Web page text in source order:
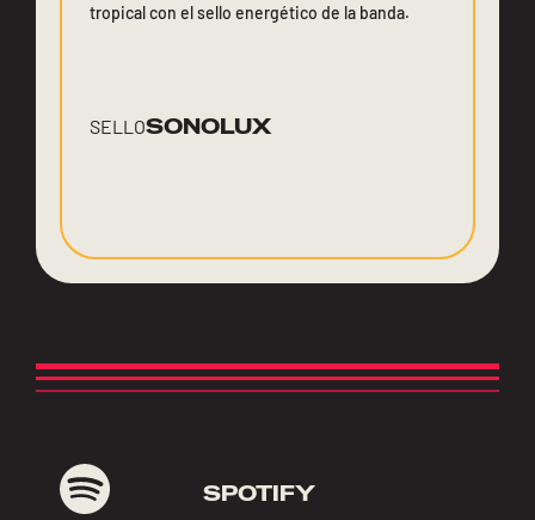
tropical con el sello energético de la banda.
SELLOSONOLUX
SPOTIFY